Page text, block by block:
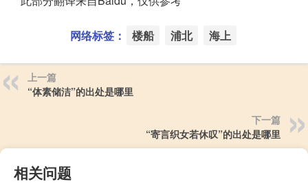
网络标签： 楼船 浦北 海上
上一篇
“体素储洁”的出处是哪里
下一篇
“寄言织女若休叹”的出处是哪里
相关问题